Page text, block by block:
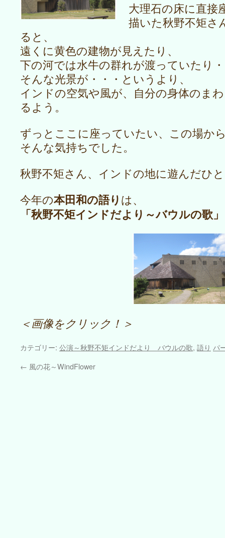
大理石の床に直接
描いた秋野不矩さ
ると、
遠くに黄色の建物が見えたり、
下の河では水牛の群れが渡っていたり
そんな光景が・・・というより、
インドの空気や風が、自分の身体のま
るよう。
ずっとここに座っていたい、この場か
そんな気持ちでした。
秋野不矩さん、インドの地に遊んだひ
今年の本田和の語り は、
「秋野不矩インドだより～バウルの歌」
＜画像をクリック！＞
カテゴリー: 公演～秋野不矩インドだより バウルの歌, 語り パ
← 風の花～WindFlower